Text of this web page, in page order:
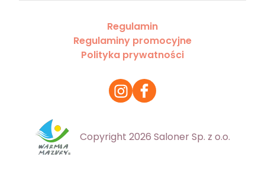
Regulamin
Regulaminy promocyjne
Polityka prywatności
Copyright 2026 Saloner Sp. z o.o.